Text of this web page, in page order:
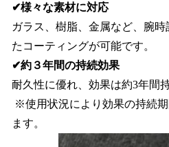
✔様々な素材に対応
ガラス、樹脂、金属など、腕
たコーティングが可能です。
✔約３年間の持続効果
耐久性に優れ、効果は約3年間
※使用状況により効果の持続
ます。